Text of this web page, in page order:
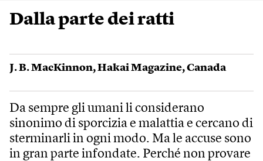
Dalla parte dei ratti
J. B. MacKinnon,Hakai Magazine,Canada
Da sempre gli umani li considerano
sinonimo di sporcizia e malattia e cercano di
sterminarli in ogni modo. Ma le accuse sono
in gran parte infondate. Perché non provare